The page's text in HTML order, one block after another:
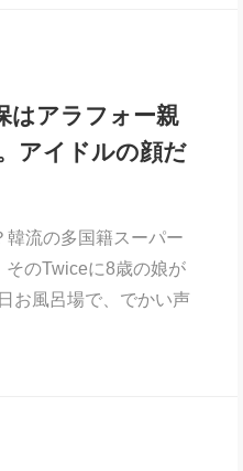
はアラフォー親
アイドルの顔だ
流の多国籍スーパー
のTwiceに8歳の娘が
お風呂場で、でかい声